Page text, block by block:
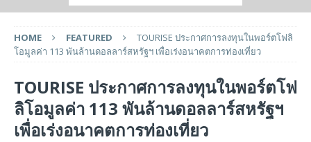
HOME FEATURED
TOURISE ประกาศการลงทุนในพอร์ตโฟลิ
โอมูลค่า 113 พันล้านดอลลาร์สหรัฐฯ เพื่อเร่งอนาคตการท่องเที่ยว
TOURISE ประกาศการลงทุนในพอร์ตโฟ
ลิโอมูลค่า 113 พันล้านดอลลาร์สหรัฐฯ
เพื่อเร่งอนาคตการท่องเที่ยว